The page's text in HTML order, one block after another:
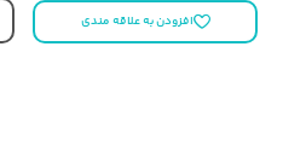
افزودن به علاقه مندی